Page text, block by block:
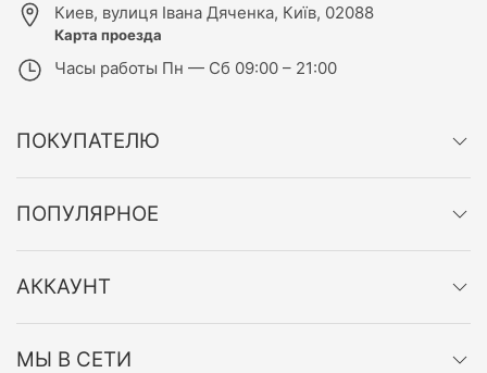
Киев, вулиця Івана Дяченка, Київ, 02088
Карта проезда
Часы работы Пн — Сб 09:00 – 21:00
ПОКУПАТЕЛЮ
ПОПУЛЯРНОЕ
АККАУНТ
МЫ В СЕТИ